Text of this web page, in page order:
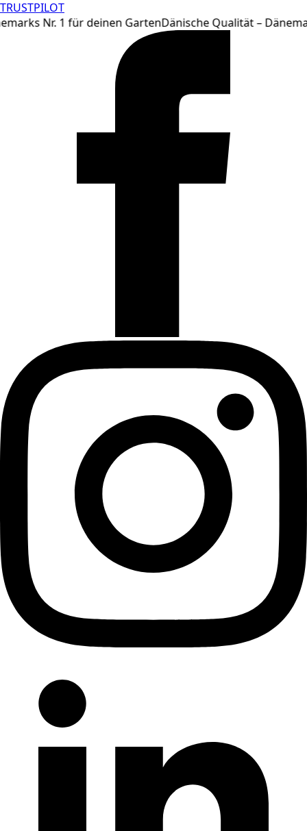
Zum
Inhalt
TRUSTPILOT
Nr. 1 für deinen GartenDänische Qualität –